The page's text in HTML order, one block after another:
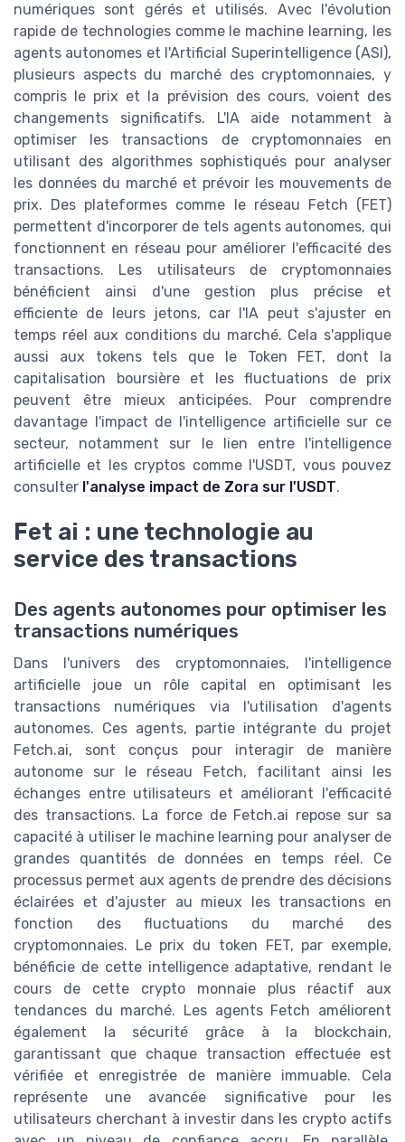
numériques sont gérés et utilisés. Avec l'évolution
rapide de technologies comme le machine learning, les
agents autonomes et l'Artificial Superintelligence (ASI),
plusieurs aspects du marché des cryptomonnaies, y
compris le prix et la prévision des cours, voient des
changements significatifs. L'IA aide notamment à
optimiser les transactions de cryptomonnaies en
utilisant des algorithmes sophistiqués pour analyser
les données du marché et prévoir les mouvements de
prix. Des plateformes comme le réseau Fetch (FET)
permettent d'incorporer de tels agents autonomes, qui
fonctionnent en réseau pour améliorer l'efficacité des
transactions. Les utilisateurs de cryptomonnaies
bénéficient ainsi d'une gestion plus précise et
efficiente de leurs jetons, car l'IA peut s'ajuster en
temps réel aux conditions du marché. Cela s'applique
aussi aux tokens tels que le Token FET, dont la
capitalisation boursière et les fluctuations de prix
peuvent être mieux anticipées. Pour comprendre
davantage l'impact de l'intelligence artificielle sur ce
secteur, notamment sur le lien entre l'intelligence
artificielle et les cryptos comme l'USDT, vous pouvez
consulter l'analyse impact de Zora sur l'USDT.
Fet ai : une technologie au
service des transactions
Des agents autonomes pour optimiser les
transactions numériques
Dans l'univers des cryptomonnaies, l'intelligence
artificielle joue un rôle capital en optimisant les
transactions numériques via l'utilisation d'agents
autonomes. Ces agents, partie intégrante du projet
Fetch.ai, sont conçus pour interagir de manière
autonome sur le réseau Fetch, facilitant ainsi les
échanges entre utilisateurs et améliorant l'efficacité
des transactions. La force de Fetch.ai repose sur sa
capacité à utiliser le machine learning pour analyser de
grandes quantités de données en temps réel. Ce
processus permet aux agents de prendre des décisions
éclairées et d'ajuster au mieux les transactions en
fonction des fluctuations du marché des
cryptomonnaies. Le prix du token FET, par exemple,
bénéficie de cette intelligence adaptative, rendant le
cours de cette crypto monnaie plus réactif aux
tendances du marché. Les agents Fetch améliorent
également la sécurité grâce à la blockchain,
garantissant que chaque transaction effectuée est
vérifiée et enregistrée de manière immuable. Cela
représente une avancée significative pour les
utilisateurs cherchant à investir dans les crypto actifs